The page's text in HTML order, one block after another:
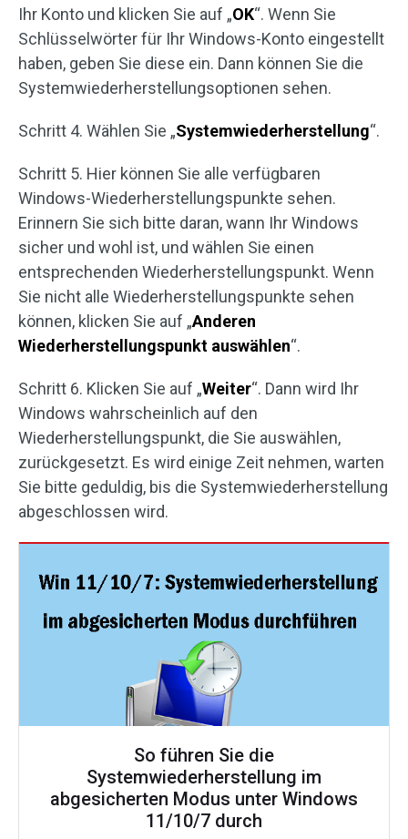
Ihr Konto und klicken Sie auf „OK“. Wenn Sie
Schlüsselwörter für Ihr Windows-Konto eingestellt
haben, geben Sie diese ein. Dann können Sie die
Systemwiederherstellungsoptionen sehen.
Schritt 4. Wählen Sie „Systemwiederherstellung“.
Schritt 5. Hier können Sie alle verfügbaren
Windows-Wiederherstellungspunkte sehen.
Erinnern Sie sich bitte daran, wann Ihr Windows
sicher und wohl ist, und wählen Sie einen
entsprechenden Wiederherstellungspunkt. Wenn
Sie nicht alle Wiederherstellungspunkte sehen
können, klicken Sie auf „Anderen
Wiederherstellungspunkt auswählen“.
Schritt 6. Klicken Sie auf „Weiter“. Dann wird Ihr
Windows wahrscheinlich auf den
Wiederherstellungspunkt, die Sie auswählen,
zurückgesetzt. Es wird einige Zeit nehmen, warten
Sie bitte geduldig, bis die Systemwiederherstellung
abgeschlossen wird.
So führen Sie die
Systemwiederherstellung im
abgesicherten Modus unter Windows
11/10/7 durch